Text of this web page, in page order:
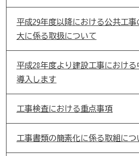
平成29年度以降における公共工
大に係る取扱について
平成28年度より建設工事におけ
導入します
工事検査における重点事項
工事書類の簡素化に係る取組につ